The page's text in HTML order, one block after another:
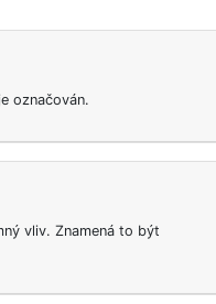
označován.
vliv. Znamená to být